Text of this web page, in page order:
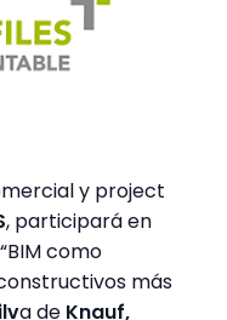
y project
, participará en
como
más
a de Knauf,